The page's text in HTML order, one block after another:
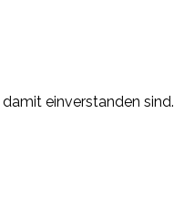
einverstanden sind.